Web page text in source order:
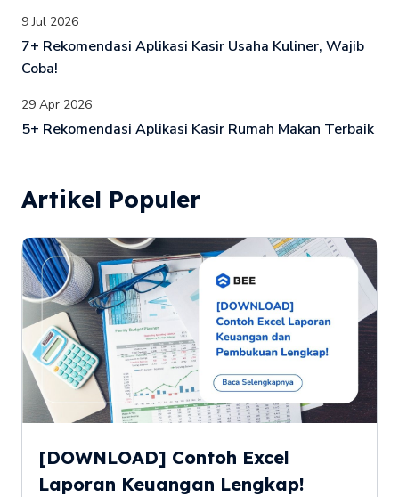
9 Jul 2026
7+ Rekomendasi Aplikasi Kasir Usaha Kuliner, Wajib
Coba!
29 Apr 2026
5+ Rekomendasi Aplikasi Kasir Rumah Makan Terbaik
Artikel Populer
[DOWNLOAD] Contoh Excel
Laporan Keuangan Lengkap!